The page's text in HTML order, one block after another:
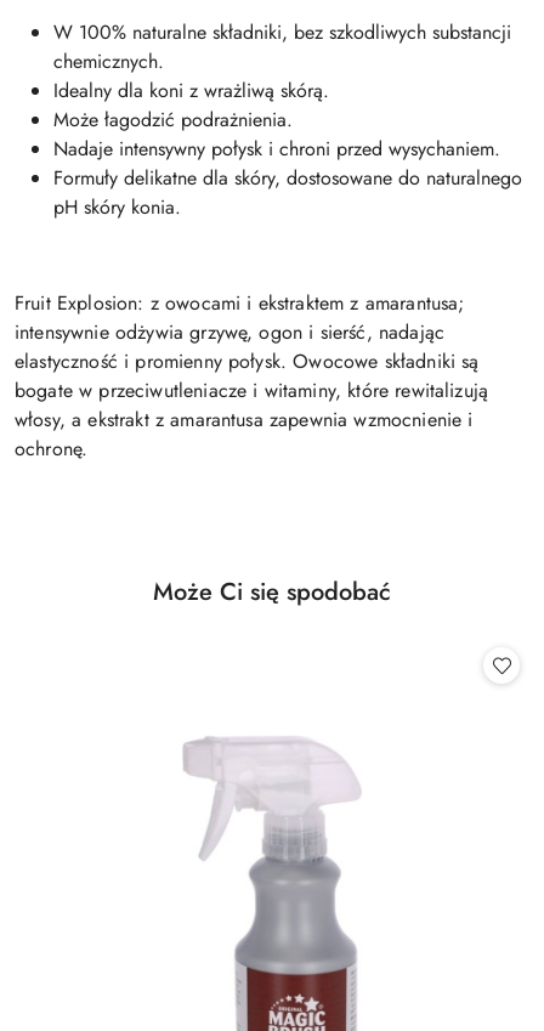
W 100% naturalne składniki, bez szkodliwych substancji
chemicznych.
Idealny dla koni z wrażliwą skórą.
Może łagodzić podrażnienia.
Nadaje intensywny połysk i chroni przed wysychaniem.
Formuły delikatne dla skóry, dostosowane do naturalnego
pH skóry konia.
Fruit Explosion: z owocami i ekstraktem z amarantusa;
intensywnie odżywia grzywę, ogon i sierść, nadając
elastyczność i promienny połysk. Owocowe składniki są
bogate w przeciwutleniacze i witaminy, które rewitalizują
włosy, a ekstrakt z amarantusa zapewnia wzmocnienie i
ochronę.
Pomiń karuzelę produktów
Produkty
Może Ci się spodobać